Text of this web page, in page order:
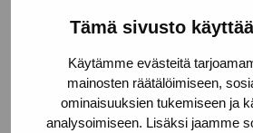
Tämä sivusto
Käytämme evästeitä
mainosten räätälöimiseen,
ominaisuuksien tukemiseen ja
analysoimiseen. Lisäksi jaamme
Pro Artibus
Gustav Wasas gata 11
10600 Ekenäs